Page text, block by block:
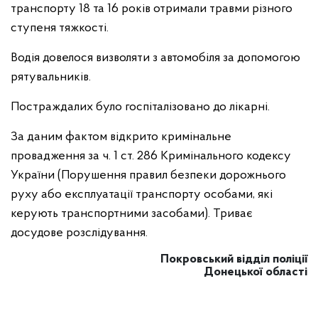
транспорту 18 та 16 років отримали травми різного
ступеня тяжкості.
Водія довелося визволяти з автомобіля за допомогою
рятувальників.
Постраждалих було госпіталізовано до лікарні.
За даним фактом відкрито кримінальне
провадження за ч. 1 ст. 286 Кримінального кодексу
України (Порушення правил безпеки дорожнього
руху або експлуатації транспорту особами, які
керують транспортними засобами). Триває
досудове розслідування.
Покровський відділ поліції
Донецької області